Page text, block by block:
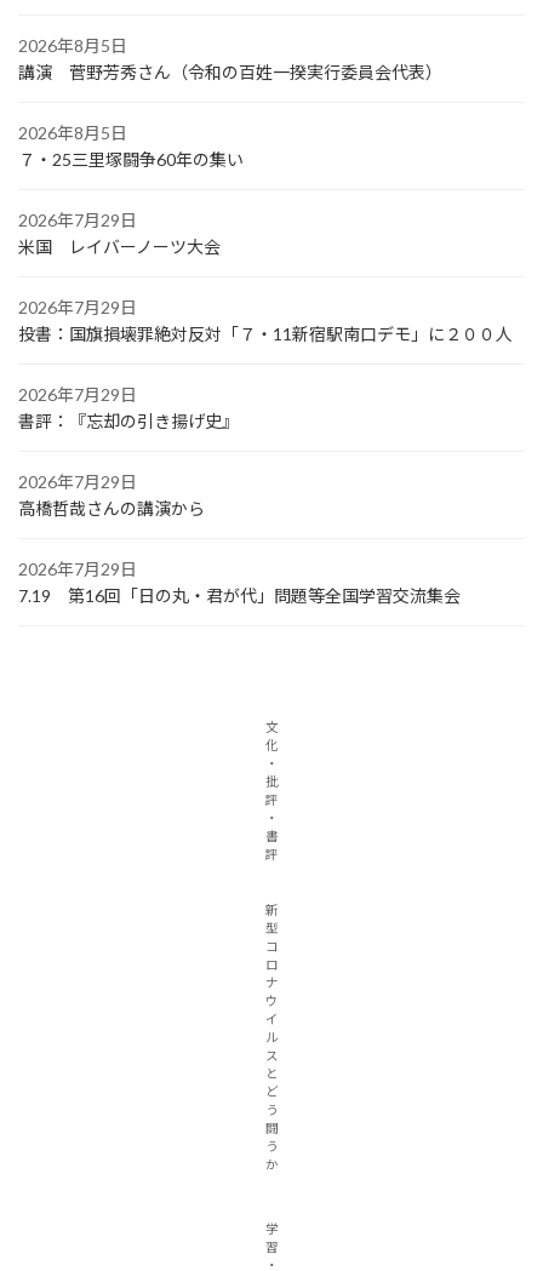
2026年8月5日
講演 菅野芳秀さん（令和の百姓一揆実行委員会代表）
2026年8月5日
７・25三里塚闘争60年の集い
2026年7月29日
米国 レイバーノーツ大会
2026年7月29日
投書：国旗損壊罪絶対反対「７・11新宿駅南口デモ」に２００人
2026年7月29日
書評：『忘却の引き揚げ史』
2026年7月29日
高橋哲哉さんの講演から
2026年7月29日
7.19 第16回「日の丸・君が代」問題等全国学習交流集会
文
化
・
批
評
・
書
評
新
型
コ
ロ
ナ
ウ
イ
ル
ス
と
ど
う
闘
う
か
学
習
・